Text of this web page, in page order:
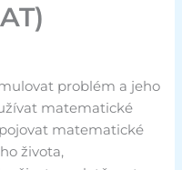
problém a jeho
matematické
matematické
života,